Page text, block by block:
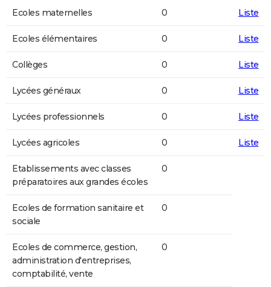
Ecoles maternelles 0 Liste
Ecoles élémentaires 0 Liste
Collèges 0 Liste
Lycées généraux 0 Liste
Lycées professionnels 0 Liste
Lycées agricoles 0 Liste
Etablissements avec classes
préparatoires aux grandes écoles
0
Ecoles de formation sanitaire et
sociale
0
Ecoles de commerce, gestion,
administration d'entreprises,
comptabilité, vente
0